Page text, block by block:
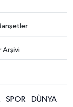
Arşivi
SPOR
DÜNYA